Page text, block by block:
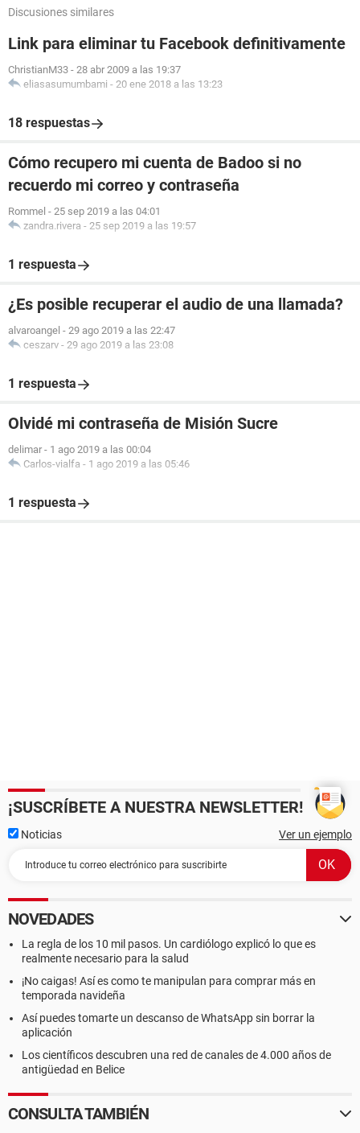
Discusiones similares
Link para eliminar tu Facebook definitivamente
ChristianM33 - 28 abr 2009 a las 19:37
eliasasumumbami - 20 ene 2018 a las 13:23
18 respuestas
Cómo recupero mi cuenta de Badoo si no
recuerdo mi correo y contraseña
Rommel - 25 sep 2019 a las 04:01
zandra.rivera - 25 sep 2019 a las 19:57
1 respuesta
¿Es posible recuperar el audio de una llamada?
alvaroangel - 29 ago 2019 a las 22:47
ceszarv - 29 ago 2019 a las 23:08
1 respuesta
Olvidé mi contraseña de Misión Sucre
delimar - 1 ago 2019 a las 00:04
Carlos-vialfa - 1 ago 2019 a las 05:46
1 respuesta
¡SUSCRÍBETE A NUESTRA NEWSLETTER!
Noticias Ver un ejemplo
NOVEDADES
La regla de los 10 mil pasos. Un cardiólogo explicó lo que es
realmente necesario para la salud
¡No caigas! Así es como te manipulan para comprar más en
temporada navideña
Así puedes tomarte un descanso de WhatsApp sin borrar la
aplicación
Los científicos descubren una red de canales de 4.000 años de
antigüedad en Belice
CONSULTA TAMBIÉN